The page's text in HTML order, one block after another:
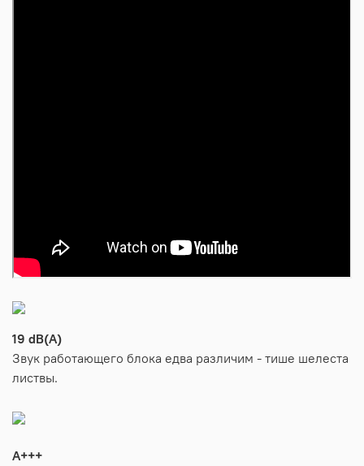
19 dB(A)
Звук работающего блока едва различим - тише шелеста
листвы.
A+++